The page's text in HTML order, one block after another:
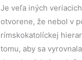
Je veľa iných
otvorene, že nebol v
rímskokatolíckej
tomu, aby sa